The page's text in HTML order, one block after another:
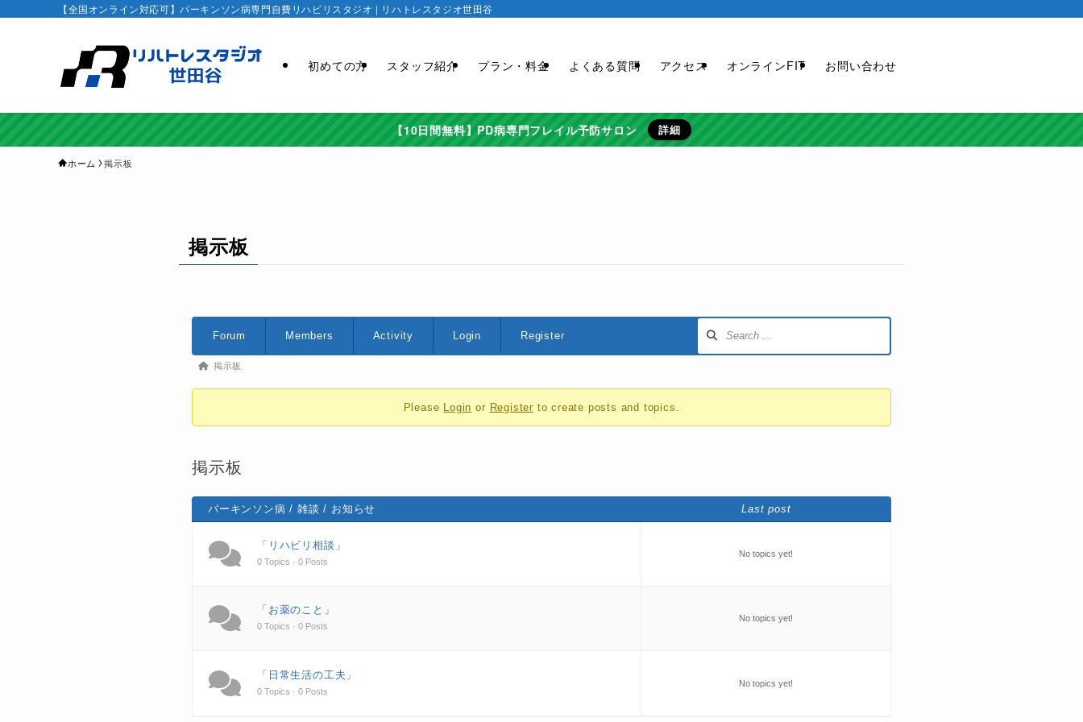
【全国オンライン対応可】パーキンソン病専門自費リハビリスタジオ | リハトレスタジオ世田谷
初めての方 スタッフ紹介 プラン・料金 よくある質問 アクセス オンラインFIT お問い合わせ
【10日間無料】PD病専門フレイル予防サロン 詳細
ホーム 掲示板
掲示板
Navigation
Forum Members Activity Login Register
Forum
breadcrumbs
You
here:
掲示板
Please Login or Register to create posts and topics.
掲示板
パーキンソン病 / 雑談 / お知らせ Last post
「リハビリ相談」
0 Topics · 0 Posts
No topics yet!
「お薬のこと」
0 Topics · 0 Posts
No topics yet!
「日常生活の工夫」
0 Topics · 0 Posts
No topics yet!